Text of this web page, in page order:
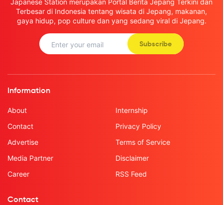
Japanese Station merupakan Portal Berita Jepang Terkini dan
Terbesar di Indonesia tentang wisata di Jepang, makanan,
gaya hidup, pop culture dan yang sedang viral di Jepang.
Subscribe
Information
About
Contact
Advertise
Media Partner
Career
Internship
Privacy Policy
Terms of Service
Disclaimer
RSS Feed
Contact